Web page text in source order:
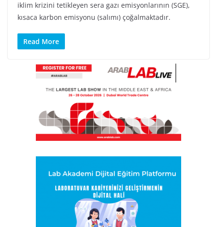
iklim krizini tetikleyen sera gazı emisyonlarının (SGE),
kısaca karbon emisyonu (salımı) çoğalmaktadır.
Read More